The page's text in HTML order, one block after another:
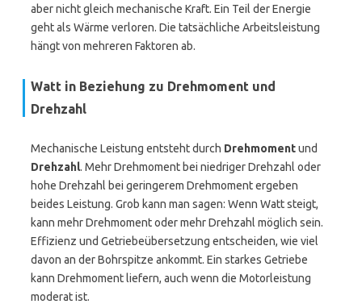
aber nicht gleich mechanische Kraft. Ein Teil der Energie
geht als Wärme verloren. Die tatsächliche Arbeitsleistung
hängt von mehreren Faktoren ab.
Watt in Beziehung zu Drehmoment und
Drehzahl
Mechanische Leistung entsteht durch Drehmomentund
Drehzahl. Mehr Drehmoment bei niedriger Drehzahl oder
hohe Drehzahl bei geringerem Drehmoment ergeben
beides Leistung. Grob kann man sagen: Wenn Watt steigt,
kann mehr Drehmoment oder mehr Drehzahl möglich sein.
Effizienz und Getriebeübersetzung entscheiden, wie viel
davon an der Bohrspitze ankommt. Ein starkes Getriebe
kann Drehmoment liefern, auch wenn die Motorleistung
moderat ist.